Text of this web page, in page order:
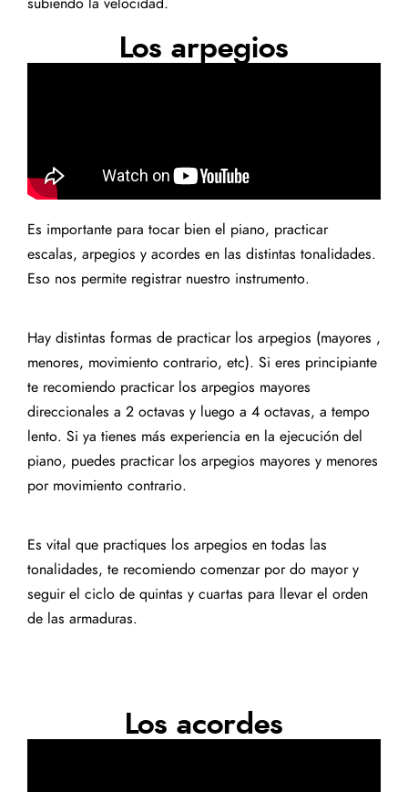
subiendo la velocidad.
Los arpegios
Es importante para tocar bien el piano, practicar
escalas, arpegios y acordes en las distintas tonalidades.
Eso nos permite registrar nuestro instrumento.
Hay distintas formas de practicar los arpegios (mayores ,
menores, movimiento contrario, etc). Si eres principiante
te recomiendo practicar los arpegios mayores
direccionales a 2 octavas y luego a 4 octavas, a tempo
lento. Si ya tienes más experiencia en la ejecución del
piano, puedes practicar los arpegios mayores y menores
por movimiento contrario.
Es vital que practiques los arpegios en todas las
tonalidades, te recomiendo comenzar por do mayor y
seguir el ciclo de quintas y cuartas para llevar el orden
de las armaduras.
Los acordes